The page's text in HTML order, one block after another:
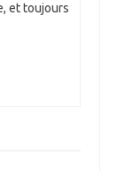
et toujours